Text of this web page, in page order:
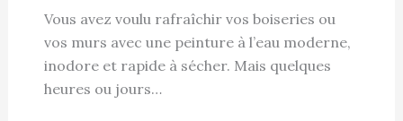
Vous avez voulu rafraîchir vos boiseries ou
vos murs avec une peinture à l’eau moderne,
inodore et rapide à sécher. Mais quelques
heures ou jours…